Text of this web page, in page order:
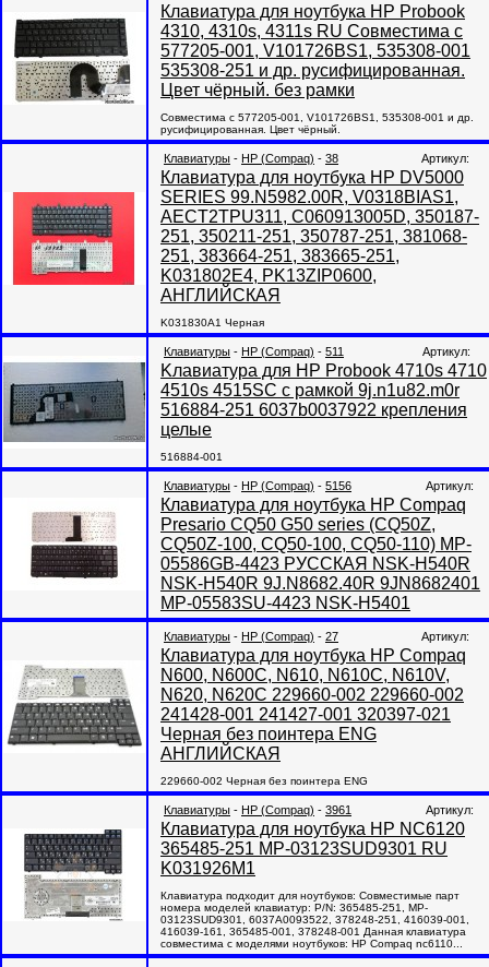
Клавиатура для ноутбука HP Probook
4310, 4310s, 4311s RU Совместима с
577205-001, V101726BS1, 535308-001
535308-251 и др. русифицированная.
Цвет чёрный. без рамки
Совместима с 577205-001, V101726BS1, 535308-001 и др.
русифицированная. Цвет чёрный.
Клавиатуры - HP (Compaq) - 38 Артикул:
Клавиатура для ноутбука HP DV5000
SERIES 99.N5982.00R, V0318BIAS1,
AECT2TPU311, C060913005D, 350187-
251, 350211-251, 350787-251, 381068-
251, 383664-251, 383665-251,
K031802E4, PK13ZIP0600,
АНГЛИЙСКАЯ
K031830A1 Черная
Клавиатуры - HP (Compaq) - 511 Артикул:
Kлавиатура для HP Probook 4710s 4710
4510s 4515SC с рамкой 9j.n1u82.m0r
516884-251 6037b0037922 крепления
целые
516884-001
Клавиатуры - HP (Compaq) - 5156 Артикул:
Клавиатура для ноутбука HP Compaq
Presario CQ50 G50 series (CQ50Z,
CQ50Z-100, CQ50-100, CQ50-110) MP-
05586GB-4423 РУССКАЯ NSK-H540R
NSK-H540R 9J.N8682.40R 9JN8682401
MP-05583SU-4423 NSK-H5401
Клавиатуры - HP (Compaq) - 27 Артикул:
Клавиатура для ноутбука HP Compaq
N600, N600C, N610, N610C, N610V,
N620, N620C 229660-002 229660-002
241428-001 241427-001 320397-021
Черная без поинтера ENG
АНГЛИЙСКАЯ
229660-002 Черная без поинтера ENG
Клавиатуры - HP (Compaq) - 3961 Артикул:
Клавиатура для ноутбука HP NC6120
365485-251 MP-03123SUD9301 RU
K031926M1
Клавиатура подходит для ноутбуков: Совместимые парт
номера моделей клавиатур: P/N: 365485-251, MP-
03123SUD9301, 6037A0093522, 378248-251, 416039-001,
416039-161, 365485-001, 378248-001 Данная клавиатура
совместима с моделями ноутбуков: HP Compaq nc6110...